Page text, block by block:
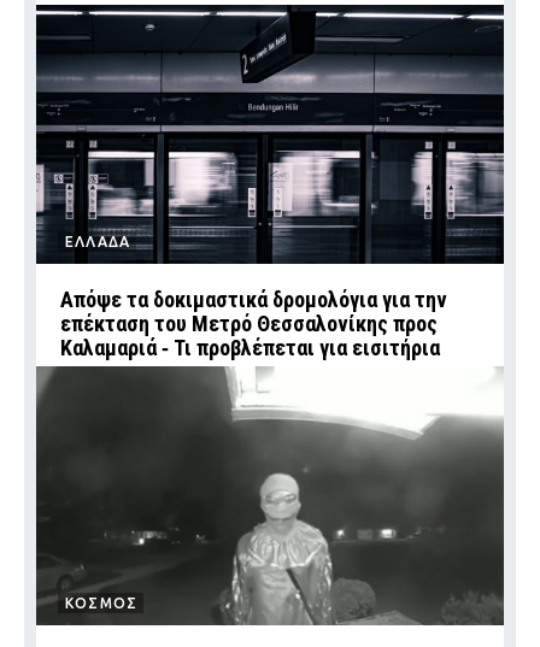
ΕΛΛΑΔΑ
Απόψε τα δοκιμαστικά δρομολόγια για την
επέκταση του Μετρό Θεσσαλονίκης προς
Καλαμαριά ‑ Τι προβλέπεται για εισιτήρια
ΚΟΣΜΟΣ